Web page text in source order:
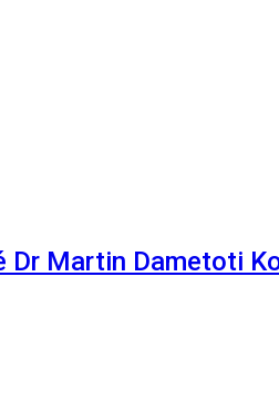
Dr Martin Dametoti